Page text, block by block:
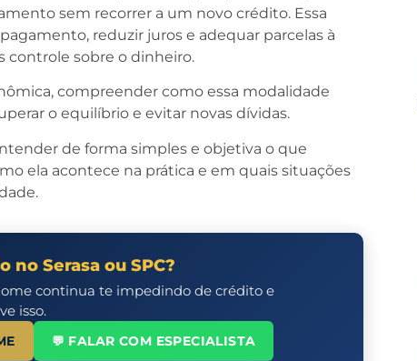
sem recorrer a um novo crédito. Essa
reduzir juros e adequar parcelas à
controle sobre o dinheiro.
compreender como essa modalidade
o equilíbrio e evitar novas dívidas.
de forma simples e objetiva o que
ela acontece na prática e em quais situações
no Serasa ou SPC?
continua te impedindo de crédito e
isso.
💬 FALAR COM ESPECIALISTA